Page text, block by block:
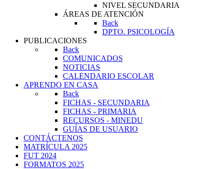
NIVEL SECUNDARIA
ÁREAS DE ATENCIÓN
Back
DPTO. PSICOLOGÍA
PUBLICACIONES
Back
COMUNICADOS
NOTICIAS
CALENDARIO ESCOLAR
APRENDO EN CASA
Back
FICHAS - SECUNDARIA
FICHAS - PRIMARIA
RECURSOS - MINEDU
GUÍAS DE USUARIO
CONTÁCTENOS
MATRÍCULA 2025
FUT 2024
FORMATOS 2025